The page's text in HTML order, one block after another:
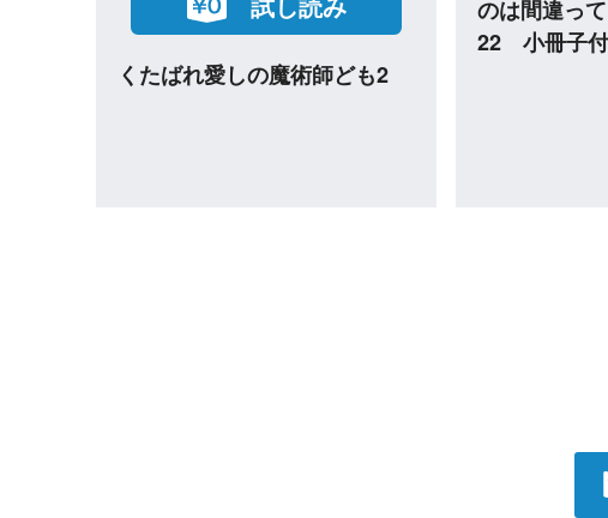
のは間違っているだろうか外
伝 ソード・オラトリア17